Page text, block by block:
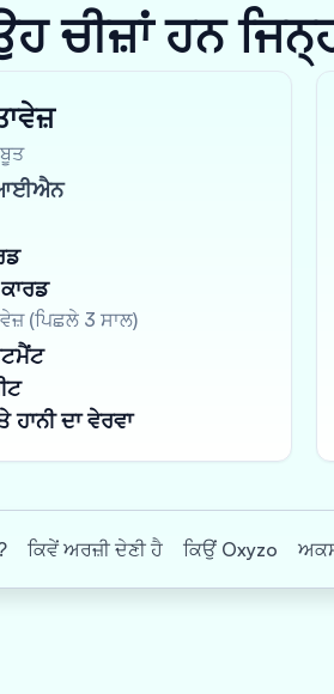
ਹਨ
(ਪਿਛਲੇ 3 ਸਾਲ)
ਹਾਨੀ ਦਾ ਵੇਰਵਾ
ਕਿਵੇਂ ਅਰਜ਼ੀ ਦੇਣੀ ਹੈ ਕਿਉਂ Oxyzo